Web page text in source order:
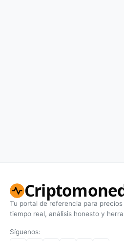
Tu portal de referencia para
tiempo real, análisis honesto y
Síguenos: